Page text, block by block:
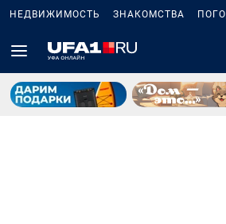
НЕДВИЖИМОСТЬ ЗНАКОМСТВА